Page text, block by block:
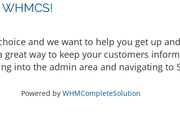
and we want to help you get up
way to keep your customers
into the admin area and navigating to
Powered by WHMCompleteSolution